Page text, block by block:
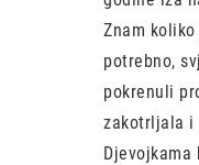
Znam
potrebno,
pokrenuli
zakotrljala i
Djevojkama